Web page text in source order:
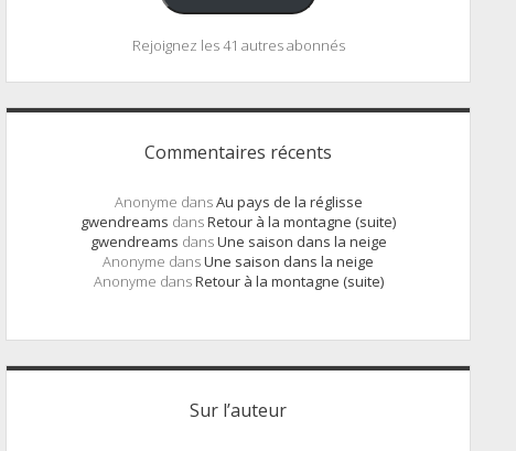
Rejoignez les 41 autres abonnés
Commentaires récents
Anonyme dansAu pays de la réglisse
gwendreams dansRetour à la montagne (suite)
gwendreams dansUne saison dans la neige
Anonyme dansUne saison dans la neige
Anonyme dansRetour à la montagne (suite)
Sur l’auteur